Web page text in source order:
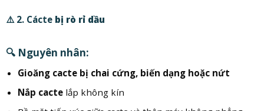
⚠️ 2. Cácte bị rò rỉ dầu
🔍 Nguyên nhân:
Gioăng cacte bị chai cứng, biến dạng hoặc nứt
Nắp cactelắp không kín